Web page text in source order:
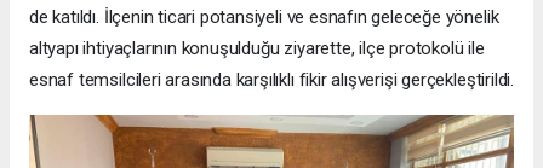
de katıldı. İlçenin ticari potansiyeli ve esnafın geleceğe yönelik
altyapı ihtiyaçlarının konuşulduğu ziyarette, ilçe protokolü ile
esnaf temsilcileri arasında karşılıklı fikir alışverişi gerçekleştirildi.